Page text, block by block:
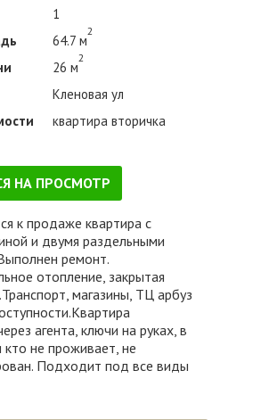
1
64.7 м
2
26 м
2
Кленовая ул
квартира вторичка
НА ПРОСМОТР
к продаже квартира с
и двумя раздельными
ремонт.
отопление, закрытая
магазины, ТЦ арбуз
агента, ключи на руках, в
кто не проживает, не
Подходит под все виды